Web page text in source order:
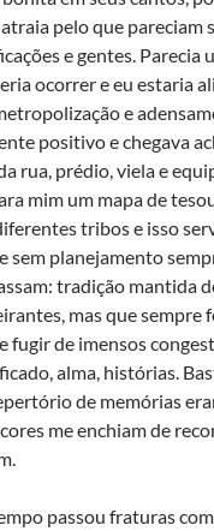
pelo que pareciam
e gentes. Parecia
ocorrer e eu estaria
e
positivo e chegava
rua, prédio, viela e
mim um mapa de
tribos e isso
sem planejamento
tradição mantida
mas que sempre
fugir de imensos
alma, histórias.
de memórias
me enchiam de
passou fraturas